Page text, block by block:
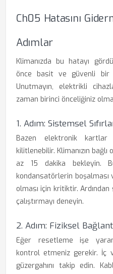
Ch05 Hatasını
Adımlar
Klimanızda bu hatayı
önce basit ve güvenli bir
Unutmayın, elektrikli
zaman birinci önceliğiniz
1. Adım: Sistemsel
Bazen elektronik
kilitlenebilir. Klimanızın
az 15 dakika bekleyin.
kondansatörlerin boşalması
olması için kritiktir. Ardından
çalıştırmayı deneyin.
2. Adım: Fiziksel
Eğer resetleme işe
kontrol etmeniz gerekir. İç
güzergahını takip edin.